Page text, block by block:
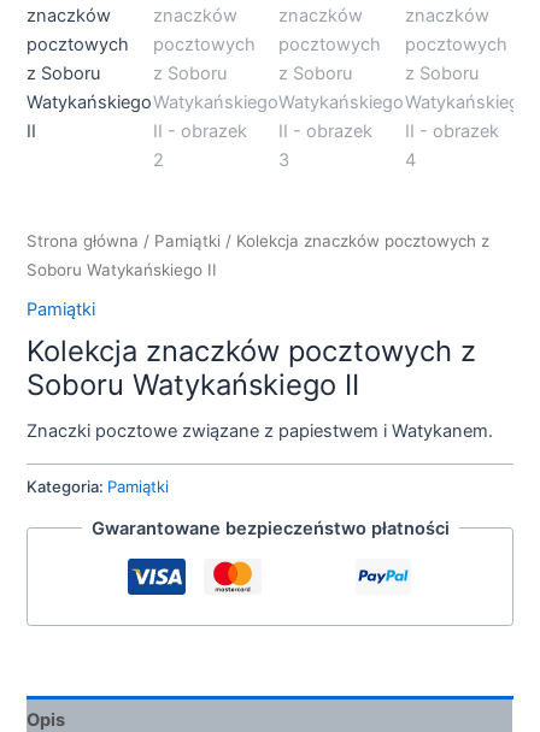
Strona główna / Pamiątki / Kolekcja znaczków pocztowych z
Soboru Watykańskiego II
Pamiątki
Kolekcja znaczków pocztowych z
Soboru Watykańskiego II
Znaczki pocztowe związane z papiestwem i Watykanem.
Kategoria: Pamiątki
Gwarantowane bezpieczeństwo płatności
Opis